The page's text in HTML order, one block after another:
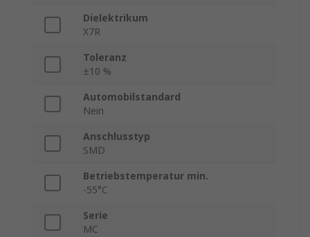
Dielektrikum
X7R
Toleranz
±10 %
Automobilstandard
Nein
Anschlusstyp
SMD
Betriebstemperatur min.
-55°C
Serie
MC